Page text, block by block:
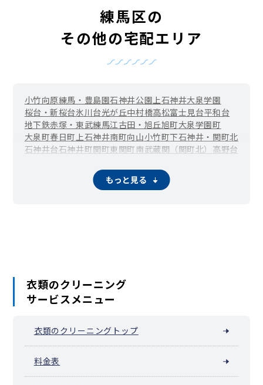
練馬区の
その他の宅配エリア
小竹向原練馬・豊島園石神井公園上石神井大泉学園
桜台・新桜台氷川台光が丘中村橋高松富士見台平和台
地下鉄赤塚・東武練馬江古田・旭丘旭町大泉学園町
大泉町春日町上石神井南町向山小竹町下石神井・関町北
石神井台石神井町関町東関町南武蔵関（関町北） 高野台
貫井 羽沢 早宮東大泉
もっと見る
衣類のクリーニング
サービスメニュー
衣類のクリーニングトップ
料金表